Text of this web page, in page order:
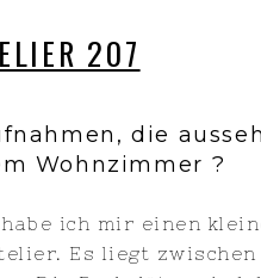
207
die
Wohnzimmer ?
ich mir einen
Es liegt zwischen